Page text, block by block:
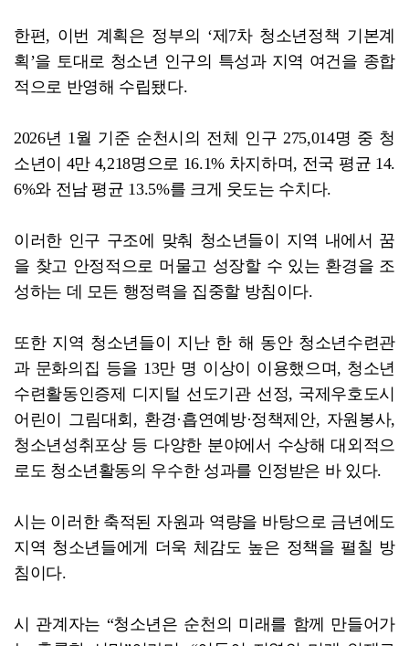
한편, 이번 계획은 정부의 ‘제7차 청소년정책 기본계
획’을 토대로 청소년 인구의 특성과 지역 여건을 종합
적으로 반영해 수립됐다.
2026년 1월 기준 순천시의 전체 인구 275,014명 중 청
소년이 4만 4,218명으로 16.1% 차지하며, 전국 평균 14.
6%와 전남 평균 13.5%를 크게 웃도는 수치다.
이러한 인구 구조에 맞춰 청소년들이 지역 내에서 꿈
을 찾고 안정적으로 머물고 성장할 수 있는 환경을 조
성하는 데 모든 행정력을 집중할 방침이다.
또한 지역 청소년들이 지난 한 해 동안 청소년수련관
과 문화의집 등을 13만 명 이상이 이용했으며, 청소년
수련활동인증제 디지털 선도기관 선정, 국제우호도시
어린이 그림대회, 환경·흡연예방·정책제안, 자원봉사,
청소년성취포상 등 다양한 분야에서 수상해 대외적으
로도 청소년활동의 우수한 성과를 인정받은 바 있다.
시는 이러한 축적된 자원과 역량을 바탕으로 금년에도
지역 청소년들에게 더욱 체감도 높은 정책을 펼칠 방
침이다.
시 관계자는 “청소년은 순천의 미래를 함께 만들어가